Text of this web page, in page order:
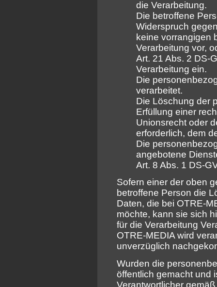
die Verarbeitung.
Die betroffene
Widerspruch
keine vorrangigen
Verarbeitung vor,
Art. 21 Abs. 2 DS-
Verarbeitung ein.
Die
verarbeitet.
Die Löschung der
Erfüllung einer
Unionsrecht oder
erforderlich, dem
Die
angebotene
Art. 8 Abs. 1 DS-
Sofern einer der oben
betroffene Person die
Daten, die bei OTRE-
möchte, kann sie sich
für die Verarbeitung
OTRE-MEDIA wird
unverzüglich
Wurden die
öffentlich gemacht und
Verantwortlicher